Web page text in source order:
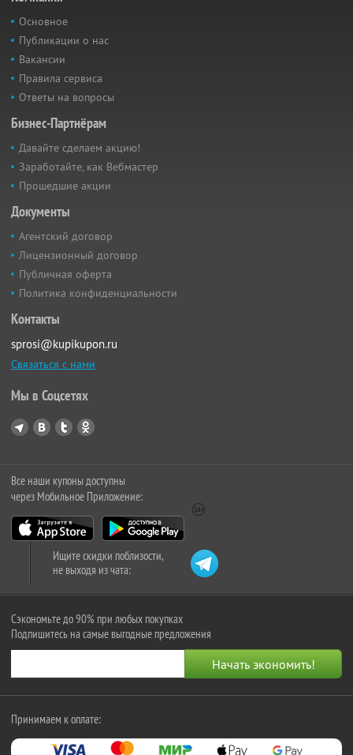
Основное
Публикации о нас
Вакансии
Правила сервиса
Ответы на вопросы
Бизнес-Партнёрам
Давайте сделаем акцию!
Заработайте, как Вебмастер
Прошедшие акции
Документы
Агентский договор
Лицензионный договор
Публичная оферта
Политика конфиденциальности
Контакты
sprosi@kupikupon.ru
Связаться с нами
Мы в Соцсетях
Все наши купоны доступны
через Мобильное Приложение:
Ищите скидки поблизости,
не выходя из чата:
Сэкономьте до 90% при любых покупках
Подпишитесь на самые выгодные предложения
Принимаем к оплате: